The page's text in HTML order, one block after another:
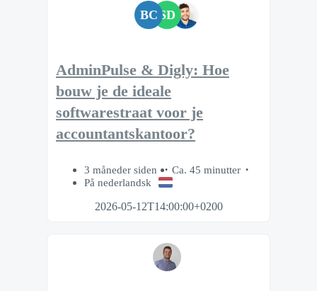
BC SD
AdminPulse & Digly: Hoe
bouw je de ideale
softwarestraat voor je
accountantskantoor?
3 måneder siden
Ca. 45 minutter
På nederlandsk
2026-05-12T14:00:00+0200